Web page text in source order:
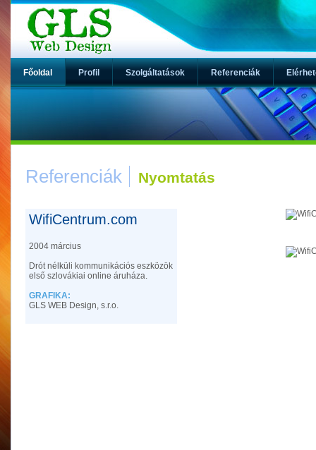
Főoldal Profil Szolgáltatások Referenciák
Referenciák Nyomtatás
WifiCentrum.com
2004 március
Drót nélküli kommunikációs eszközök
első szlovákiai online áruháza.
GRAFIKA:
GLS WEB Design, s.r.o.